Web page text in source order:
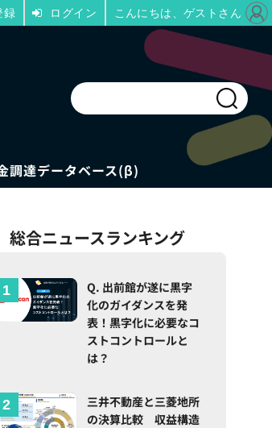
調達データベース(β)
総合ニュースランキング
Q. 出前館が遂に黒字
化のガイダンスを発
表！黒字化に必要なコ
ストコントロールと
は？
三井不動産と三菱地所
の決算比較 収益構造
録 ログイン こんにちは、ゲストさん